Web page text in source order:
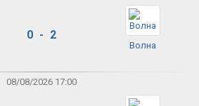
0 - 2
Волна
08/08/2026 17:00